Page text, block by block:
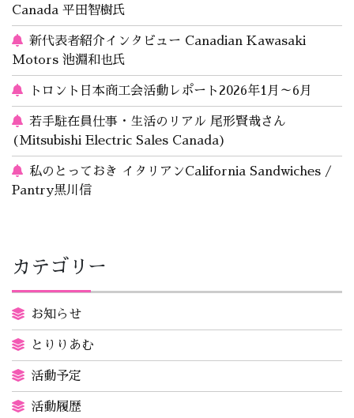
Canada 平田智樹氏
新代表者紹介インタビュー Canadian Kawasaki
Motors 池淵和也氏
トロント日本商工会活動レポート2026年1月～6月
若手駐在員仕事・生活のリアル 尾形賢哉さん
(Mitsubishi Electric Sales Canada)
私のとっておき イタリアンCalifornia Sandwiches /
Pantry黒川信
カテゴリー
お知らせ
とりりあむ
活動予定
活動履歴